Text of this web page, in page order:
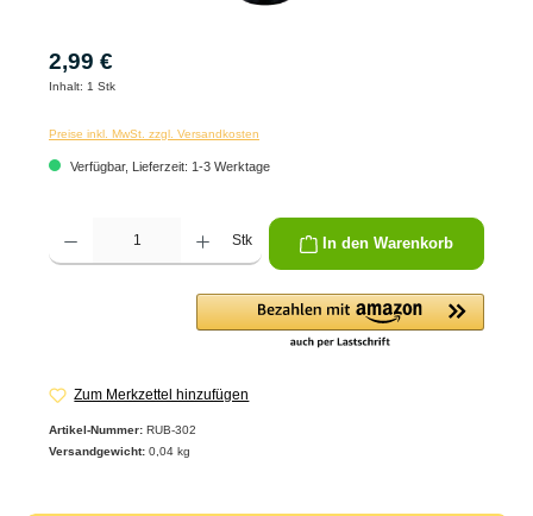
2,99 €
Inhalt: 1 Stk
Preise inkl. MwSt. zzgl. Versandkosten
Verfügbar, Lieferzeit: 1-3 Werktage
Produkt Anzahl: Gib den gewünschten Wert ein oder benutze die Schaltflächen um
Stk In den Warenkorb
Zum Merkzettel hinzufügen
Artikel-Nummer: RUB-302
Versandgewicht: 0,04 kg